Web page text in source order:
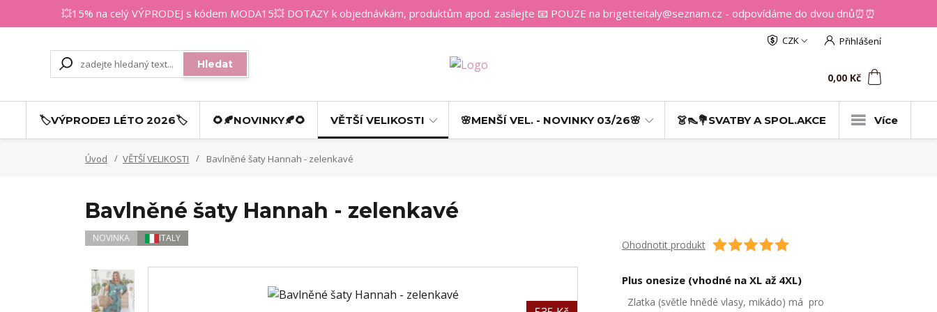
💥15% na celý VÝPRODEJ s kódem MODA15💥 DOTAZY k objednávkám, produktům apod. zasílejte 📧 POUZE na brigetteitaly@seznam.cz - odpovídáme do dvou dnů⏰⏰
CZK
Přihlášení
Hledat
0,00 Kč
🏷️VÝPRODEJ LÉTO 2026🏷️ 🌻🍂NOVINKY🍂🌻 VĚTŠÍ VELIKOSTI 🌸MENŠÍ VEL. - NOVINKY 03/26🌸 👗👠💐SVATBY A SPOL.AKCE Více
Úvod VĚTŠÍ VELIKOSTI Bavlněné šaty Hannah - zelenkavé
Bavlněné šaty Hannah - zelenkavé
NOVINKA ITALY Ohodnotit produkt
Plus onesize (vhodné na XL až 4XL)
Zlatka (světle hnědé vlasy, mikádo) má pro